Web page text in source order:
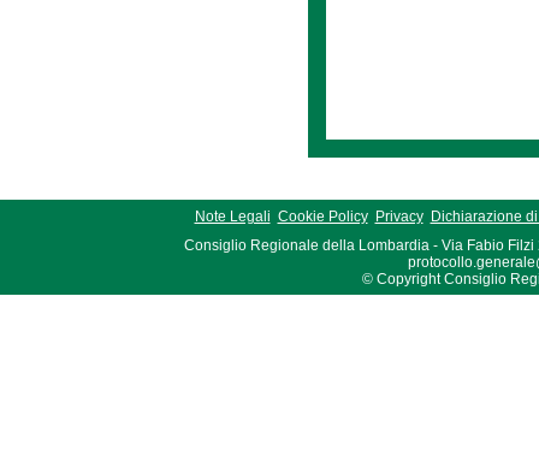
Note Legali Cookie Policy Privacy
Dichiarazione
Consiglio Regionale della Lombardia - Via Fabio Filzi
© Copyright Consiglio